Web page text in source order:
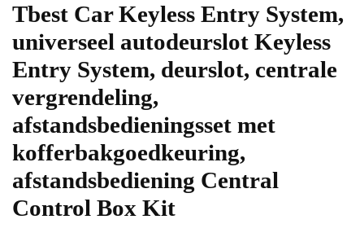
Tbest Car Keyless Entry System,
universeel autodeurslot Keyless
Entry System, deurslot, centrale
vergrendeling,
afstandsbedieningsset met
kofferbakgoedkeuring,
afstandsbediening Central
Control Box Kit